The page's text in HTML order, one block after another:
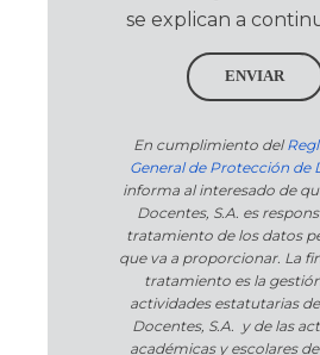
se explican a
ENVIAR
En cumplimiento del
General de Protección de
informa al interesado de
Docentes, S.A. es
tratamiento de los datos
que va a proporcionar. La
tratamiento es la
actividades estatutarias
Docentes, S.A. y de las
académicas y escolares